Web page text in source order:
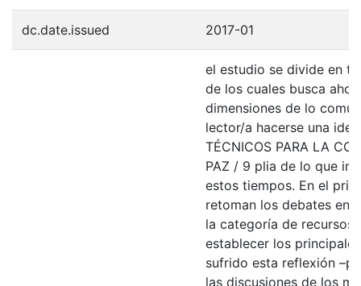
dc.date.issued 2017-01
el estudio se divide en
de los cuales busca
dimensiones de lo
lector/a hacerse una
TÉCNICOS PARA LA
PAZ / 9 plia de lo que
estos tiempos. En el
retoman los debates en
la categoría de recursos
establecer los
sufrido esta reflexión
las discusiones de los